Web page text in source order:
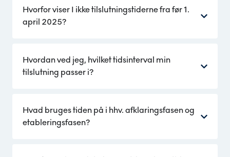
Hvorfor viser I ikke tilslutningstiderne fra før 1.
april 2025?
Hvordan ved jeg, hvilket tidsinterval min
tilslutning passer i?
Hvad bruges tiden på i hhv. afklaringsfasen og
etableringsfasen?